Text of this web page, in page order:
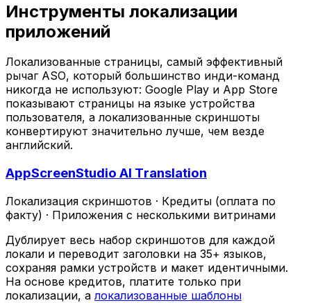
Инструменты локализации
приложений
Локализованные страницы, самый эффективный
рычаг ASO, который большинство инди-команд
никогда не используют: Google Play и App Store
показывают страницы на языке устройства
пользователя, а локализованные скриншоты
конвертируют значительно лучше, чем везде
английский.
AppScreenStudio AI Translation
Локализация скриншотов · Кредиты (оплата по
факту) · Приложения с несколькими витринами
Дублирует весь набор скриншотов для каждой
локали и переводит заголовки на 35+ языков,
сохраняя рамки устройств и макет идентичными.
На основе кредитов, платите только при
локализации, а локализованные шаблоны